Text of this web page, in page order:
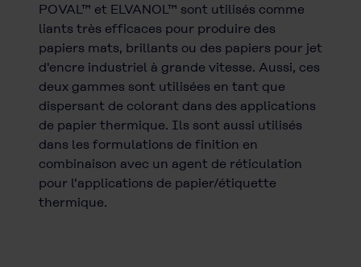
POVAL™ et ELVANOL™ sont utilisés comme
liants très efficaces pour produire des
papiers mats, brillants ou des papiers pour jet
d'encre industriel à grande vitesse. Aussi, ces
deux gammes sont utilisées en tant que
dispersant de colorant dans des applications
de papier thermique. Ils sont aussi utilisés
dans les formulations de finition en
combinaison avec un agent de réticulation
pour l'applications de papier/étiquette
thermique.